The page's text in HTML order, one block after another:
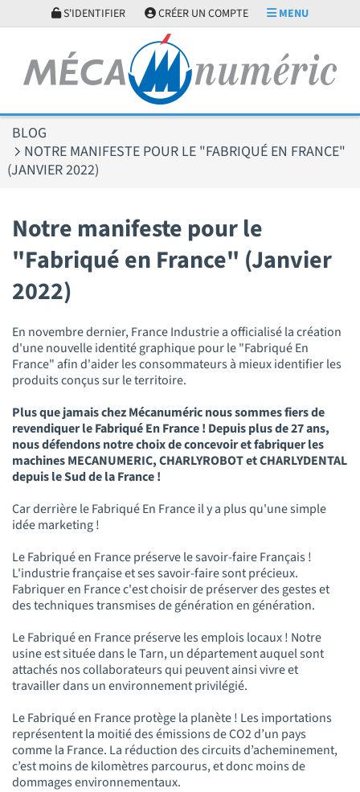
S'IDENTIFIER CRÉER UN COMPTE MENU
BLOG
NOTRE MANIFESTE POUR LE "FABRIQUÉ EN FRANCE"
(JANVIER 2022)
Notre manifeste pour le
"Fabriqué en France" (Janvier
2022)
En novembre dernier, France Industrie a officialisé la création
d'une nouvelle identité graphique pour le "Fabriqué En
France" afin d'aider les consommateurs à mieux identifier les
produits conçus sur le territoire.
Plus que jamais chez Mécanuméric nous sommes fiers de
revendiquer le Fabriqué En France ! Depuis plus de 27 ans,
nous défendons notre choix de concevoir et fabriquer les
machines MECANUMERIC, CHARLYROBOT et CHARLYDENTAL
depuis le Sud de la France !
Car derrière le Fabriqué En France il y a plus qu'une simple
idée marketing !
Le Fabriqué en France préserve le savoir-faire Français !
L'industrie française et ses savoir-faire sont précieux.
Fabriquer en France c'est choisir de préserver des gestes et
des techniques transmises de génération en génération.
Le Fabriqué en France préserve les emplois locaux ! Notre
usine est située dans le Tarn, un département auquel sont
attachés nos collaborateurs qui peuvent ainsi vivre et
travailler dans un environnement privilégié.
Le Fabriqué en France protège la planète ! Les importations
représentent la moitié des émissions de CO2 d’un pays
comme la France. La réduction des circuits d’acheminement,
c’est moins de kilomètres parcourus, et donc moins de
dommages environnementaux.
Panneau de gestion des cookies